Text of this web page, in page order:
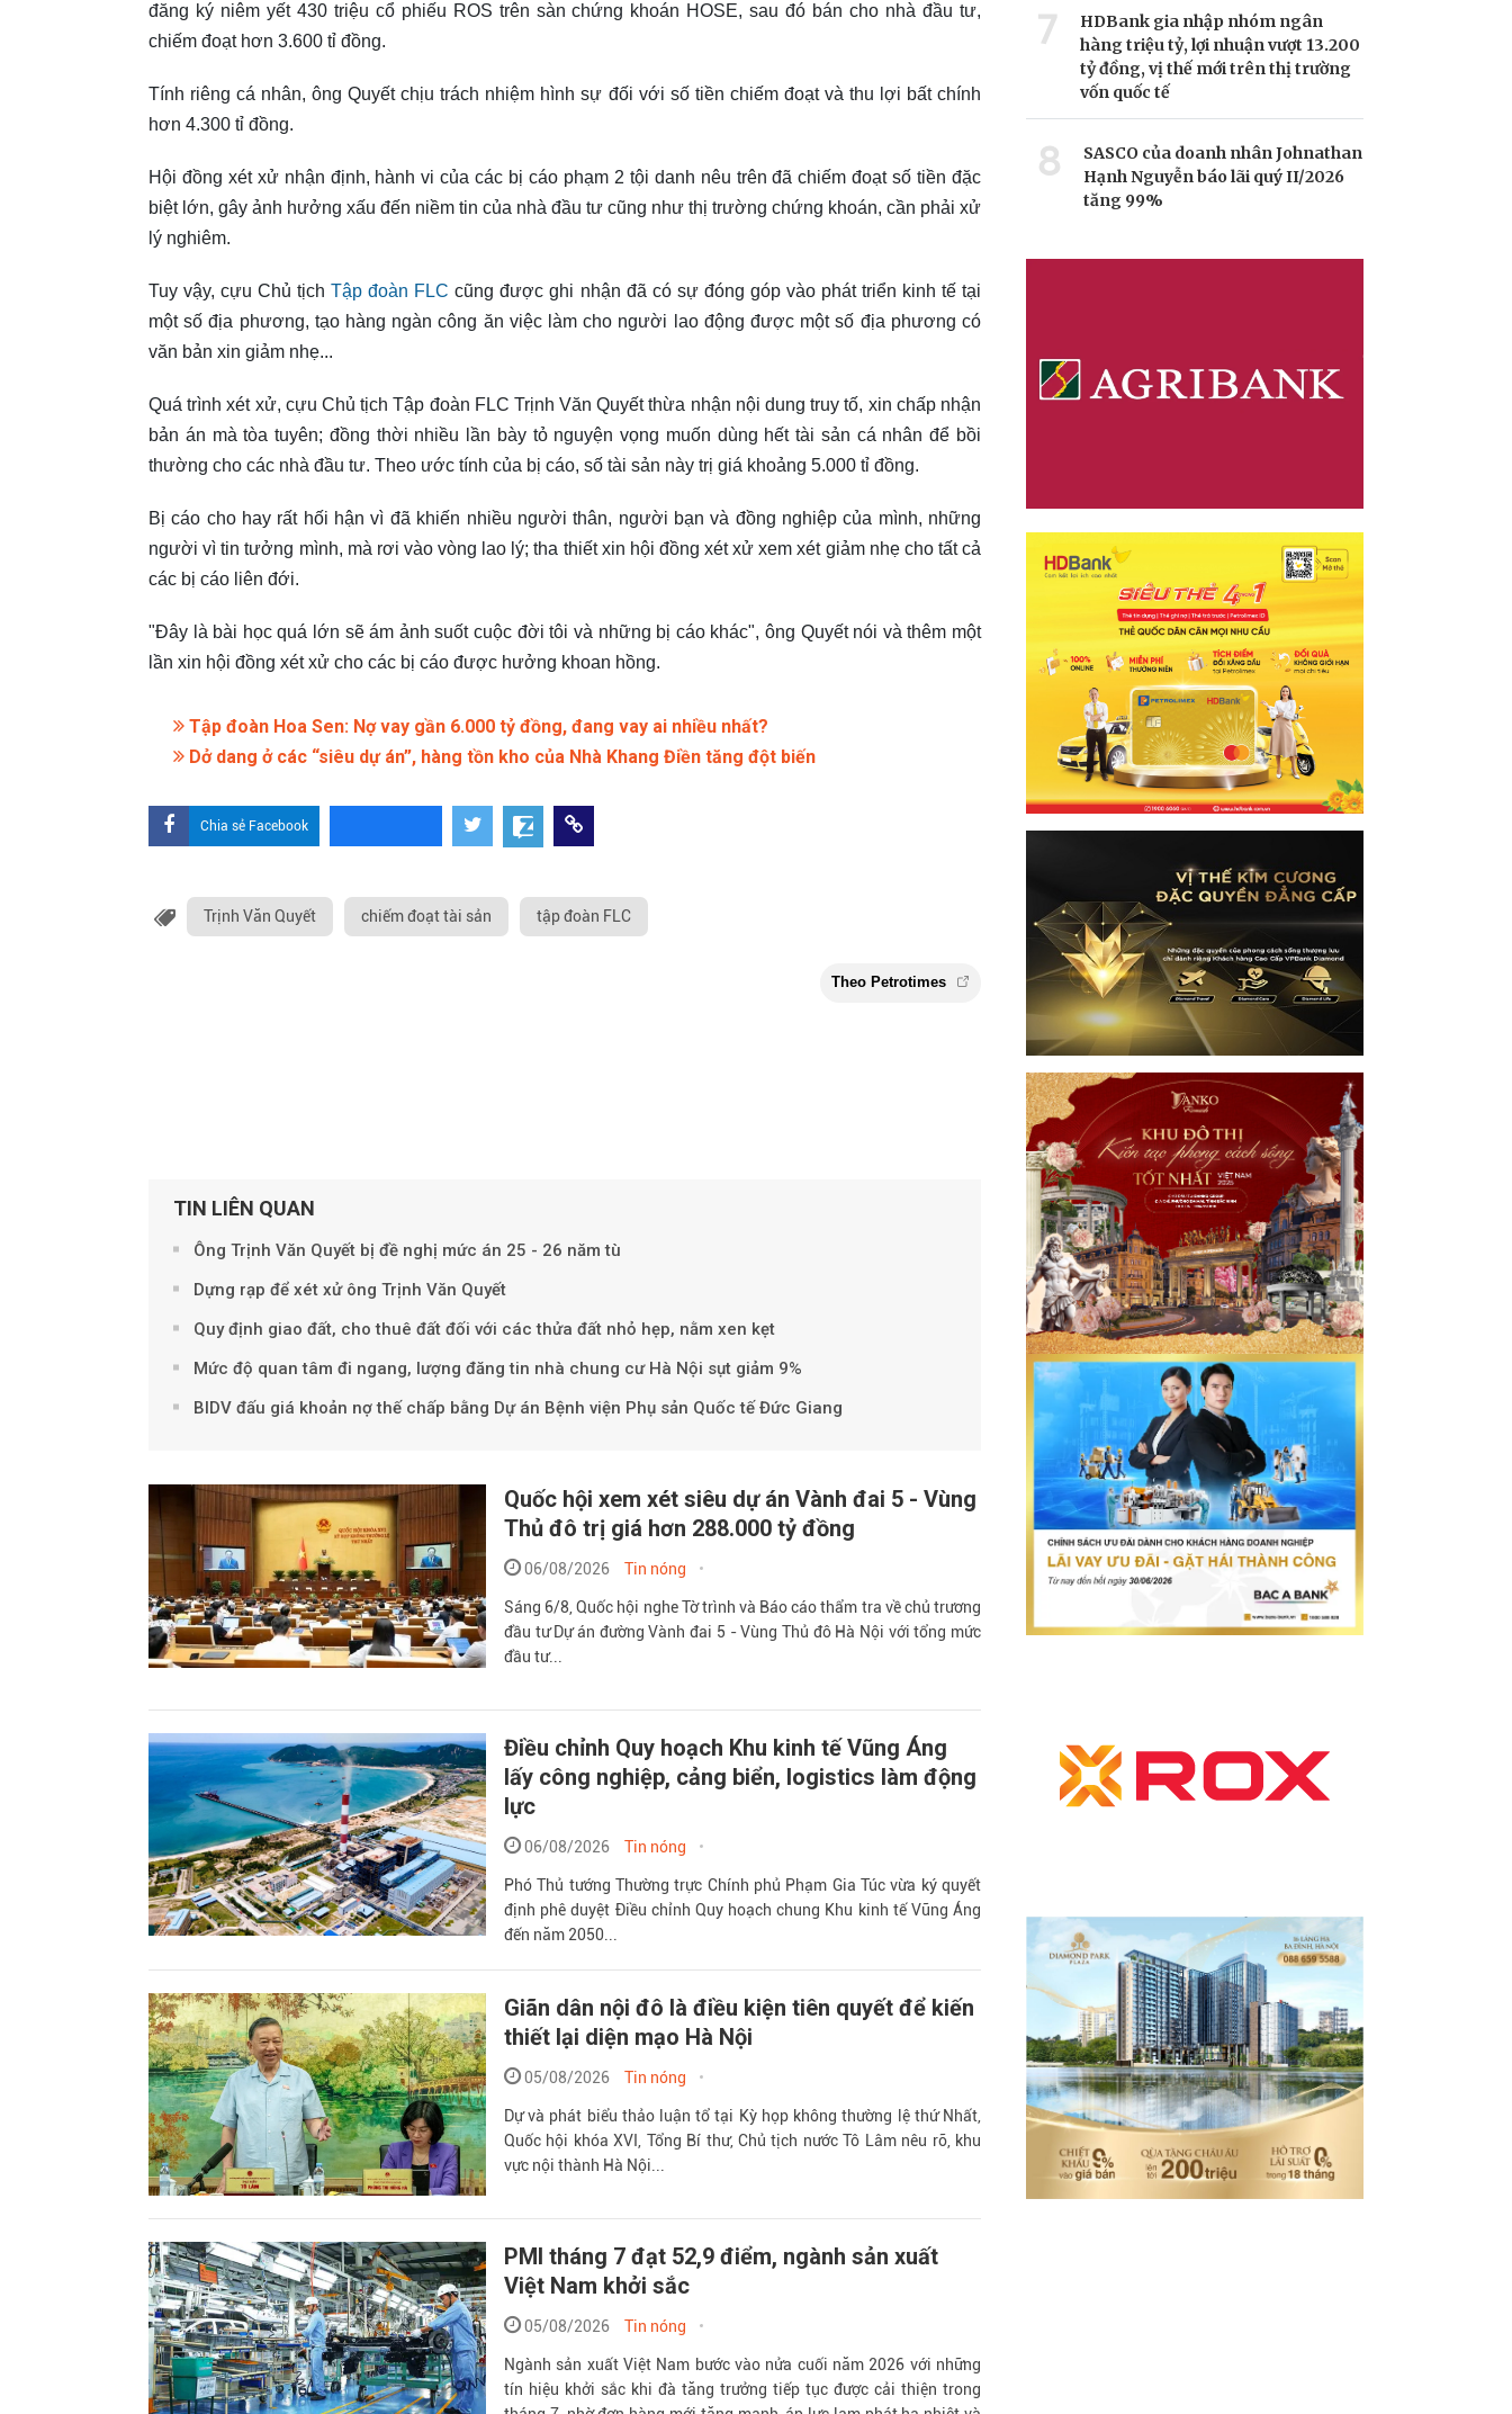
đăng ký niêm yết 430 triệu cổ phiếu ROS trên sàn chứng khoán HOSE, sau đó bán cho nhà đầu tư,
chiếm đoạt hơn 3.600 tỉ đồng.
Tính riêng cá nhân, ông Quyết chịu trách nhiệm hình sự đối với số tiền chiếm đoạt và thu lợi bất chính
hơn 4.300 tỉ đồng.
Hội đồng xét xử nhận định, hành vi của các bị cáo phạm 2 tội danh nêu trên đã chiếm đoạt số tiền đặc
biệt lớn, gây ảnh hưởng xấu đến niềm tin của nhà đầu tư cũng như thị trường chứng khoán, cần phải xử
lý nghiêm.
Tuy vậy, cựu Chủ tịchTập đoàn FLC cũng được ghi nhận đã có sự đóng góp vào phát triển kinh tế tại
một số địa phương, tạo hàng ngàn công ăn việc làm cho người lao động được một số địa phương có
văn bản xin giảm nhẹ...
Quá trình xét xử, cựu Chủ tịch Tập đoàn FLC Trịnh Văn Quyết thừa nhận nội dung truy tố, xin chấp nhận
bản án mà tòa tuyên; đồng thời nhiều lần bày tỏ nguyện vọng muốn dùng hết tài sản cá nhân để bồi
thường cho các nhà đầu tư. Theo ước tính của bị cáo, số tài sản này trị giá khoảng 5.000 tỉ đồng.
Bị cáo cho hay rất hối hận vì đã khiến nhiều người thân, người bạn và đồng nghiệp của mình, những
người vì tin tưởng mình, mà rơi vào vòng lao lý; tha thiết xin hội đồng xét xử xem xét giảm nhẹ cho tất cả
các bị cáo liên đới.
"Đây là bài học quá lớn sẽ ám ảnh suốt cuộc đời tôi và những bị cáo khác", ông Quyết nói và thêm một
lần xin hội đồng xét xử cho các bị cáo được hưởng khoan hồng.
Tập đoàn Hoa Sen: Nợ vay gần 6.000 tỷ đồng, đang vay ai nhiều nhất?
Dở dang ở các “siêu dự án”, hàng tồn kho của Nhà Khang Điền tăng đột biến
Chia sẻ Facebook
Trịnh Văn Quyết chiếm đoạt tài sản tập đoàn FLC
Theo Petrotimes
TIN LIÊN QUAN
Ông Trịnh Văn Quyết bị đề nghị mức án 25 - 26 năm tù
Dựng rạp để xét xử ông Trịnh Văn Quyết
Quy định giao đất, cho thuê đất đối với các thửa đất nhỏ hẹp, nằm xen kẹt
Mức độ quan tâm đi ngang, lượng đăng tin nhà chung cư Hà Nội sụt giảm 9%
BIDV đấu giá khoản nợ thế chấp bằng Dự án Bệnh viện Phụ sản Quốc tế Đức Giang
Quốc hội xem xét siêu dự án Vành đai 5 - Vùng
Thủ đô trị giá hơn 288.000 tỷ đồng
06/08/2026 Tin nóng
Sáng 6/8, Quốc hội nghe Tờ trình và Báo cáo thẩm tra về chủ trương
đầu tư Dự án đường Vành đai 5 - Vùng Thủ đô Hà Nội với tổng mức
đầu tư...
Điều chỉnh Quy hoạch Khu kinh tế Vũng Áng
lấy công nghiệp, cảng biển, logistics làm động
lực
06/08/2026 Tin nóng
Phó Thủ tướng Thường trực Chính phủ Phạm Gia Túc vừa ký quyết
định phê duyệt Điều chỉnh Quy hoạch chung Khu kinh tế Vũng Áng
đến năm 2050...
Giãn dân nội đô là điều kiện tiên quyết để kiến
thiết lại diện mạo Hà Nội
05/08/2026 Tin nóng
Dự và phát biểu thảo luận tổ tại Kỳ họp không thường lệ thứ Nhất,
Quốc hội khóa XVI, Tổng Bí thư, Chủ tịch nước Tô Lâm nêu rõ, khu
vực nội thành Hà Nội...
PMI tháng 7 đạt 52,9 điểm, ngành sản xuất
Việt Nam khởi sắc
05/08/2026 Tin nóng
Ngành sản xuất Việt Nam bước vào nửa cuối năm 2026 với những
tín hiệu khởi sắc khi đà tăng trưởng tiếp tục được cải thiện trong
7
HDBank gia nhập nhóm ngân
hàng triệu tỷ, lợi nhuận vượt 13.200
tỷ đồng, vị thế mới trên thị trường
vốn quốc tế
8
SASCO của doanh nhân Johnathan
Hạnh Nguyễn báo lãi quý II/2026
tăng 99%